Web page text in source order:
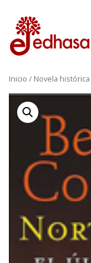
Inicio / Novela histórica